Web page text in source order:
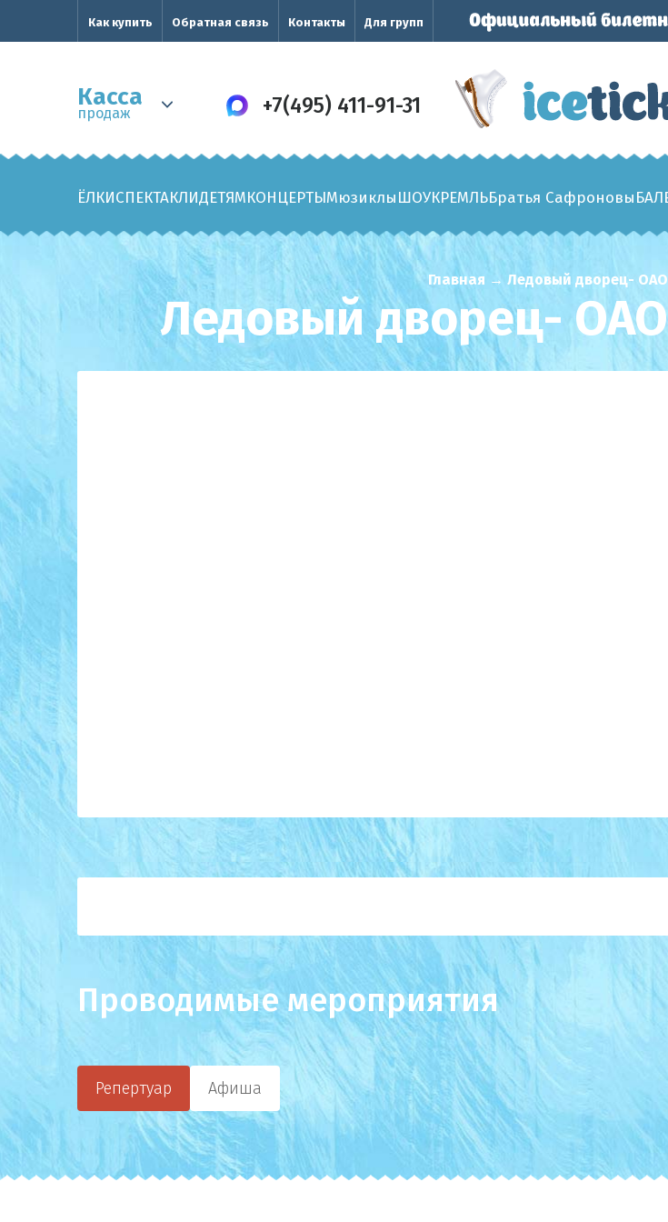
Как купить Обратная связь Контакты Для групп
Касса
продаж +7(495) 411-91-31
ЁЛКИСПЕКТАКЛИДЕТЯМКОНЦЕРТЫМюзиклыШОУКРЕМЛЬБратья Сафроновы
Главная → Ледовый дворец-
Ледовый дворец-
Проводимые мероприятия
Репертуар Афиша